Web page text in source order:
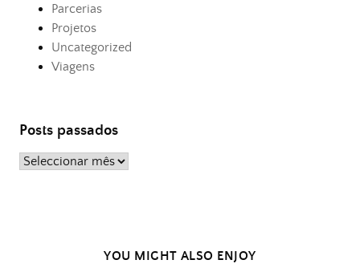
Parcerias
Projetos
Uncategorized
Viagens
Posts passados
Posts
YOU MIGHT ALSO ENJOY